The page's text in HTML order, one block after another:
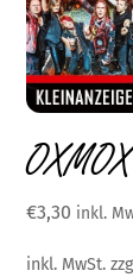
€3,30 inkl.
inkl. MwSt.